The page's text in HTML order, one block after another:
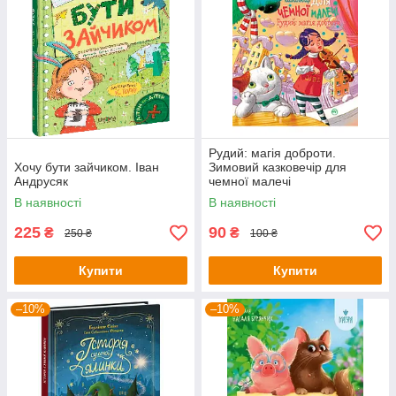
Хочу бути зайчиком. Іван
Андрусяк
В наявності
225 ₴ 250 ₴
Купити
Рудий: магія доброти.
Зимовий казковечір для
чемної малечі
В наявності
90 ₴ 100 ₴
Купити
–10% –10%